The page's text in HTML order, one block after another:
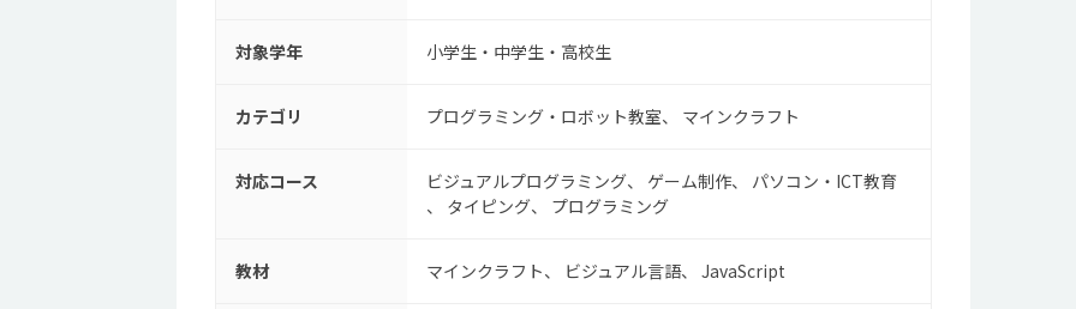
対象学年 小学生・中学生・高校生
カテゴリ プログラミング・ロボット教室 マインクラフト
対応コース ビジュアルプログラミング ゲーム制作
パソコン・ICT教育
タイピング
プログラミング
教材 マインクラフト ビジュアル言語 JavaScript